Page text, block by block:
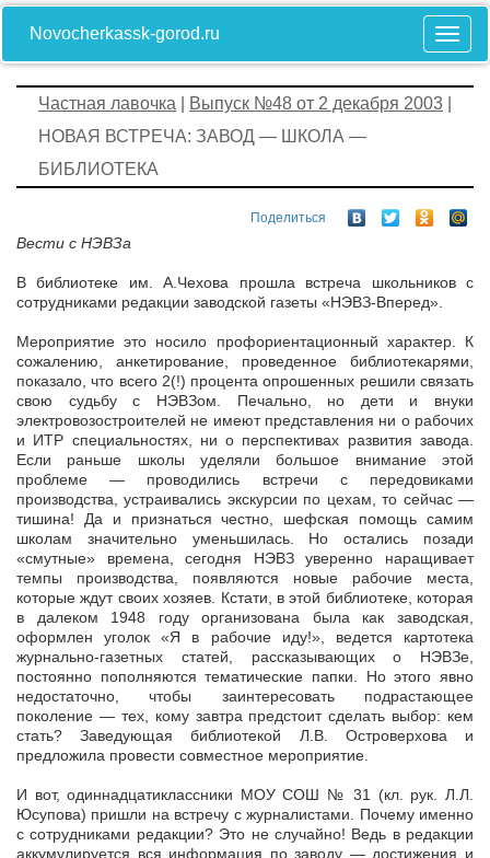
Novocherkassk-gorod.ru
Частная лавочка Выпуск №48 от 2 декабря 2003
НОВАЯ ВСТРЕЧА: ЗАВОД — ШКОЛА —
БИБЛИОТЕКА
Поделиться
Вести с НЭВЗа
В библиотеке им. А.Чехова прошла встреча школьников с
сотрудниками редакции заводской газеты «НЭВЗ-Вперед».
Мероприятие это носило профориентационный характер. К
сожалению, анкетирование, проведенное библиотекарями,
показало, что всего 2(!) процента опрошенных решили связать
свою судьбу с НЭВЗом. Печально, но дети и внуки
электровозостроителей не имеют представления ни о рабочих
и ИТР специальностях, ни о перспективах развития завода.
Если раньше школы уделяли большое внимание этой
проблеме — проводились встречи с передовиками
производства, устраивались экскурсии по цехам, то сейчас —
тишина! Да и признаться честно, шефская помощь самим
школам значительно уменьшилась. Но остались позади
«смутные» времена, сегодня НЭВЗ уверенно наращивает
темпы производства, появляются новые рабочие места,
которые ждут своих хозяев. Кстати, в этой библиотеке, которая
в далеком 1948 году организована была как заводская,
оформлен уголок «Я в рабочие иду!», ведется картотека
журнально-газетных статей, рассказывающих о НЭВЗе,
постоянно пополняются тематические папки. Но этого явно
недостаточно, чтобы заинтересовать подрастающее
поколение — тех, кому завтра предстоит сделать выбор: кем
стать? Заведующая библиотекой Л.В. Островерхова и
предложила провести совместное мероприятие.
И вот, одиннадцатиклассники МОУ СОШ № 31 (кл. рук. Л.Л.
Юсупова) пришли на встречу с журналистами. Почему именно
с сотрудниками редакции? Это не случайно! Ведь в редакции
аккумулируется вся информация по заводу — достижения и